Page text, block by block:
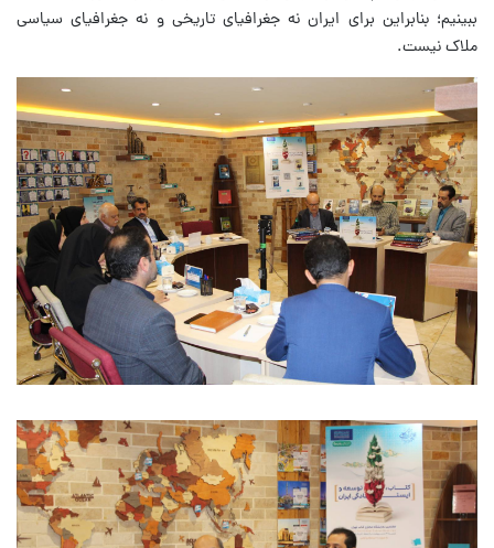
ببینیم؛ بنابراین برای ایران نه جغرافیای تاریخی و نه جغرافیای سیاسی
ملاک نیست.